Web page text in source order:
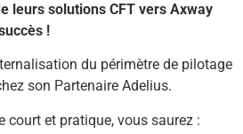
leurs solutions CFT vers Axway
!
du périmètre de pilotage
son Partenaire Adelius.
court et pratique, vous saurez :